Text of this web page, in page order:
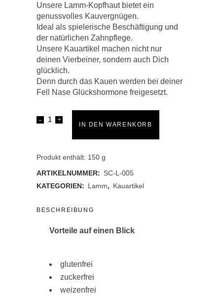
Unsere Lamm-Kopfhaut bietet ein
genussvolles Kauvergnügen.
Ideal als spielerische Beschäftigung und
der natürlichen Zahnpflege.
Unsere Kauartikel machen nicht nur
deinen Vierbeiner, sondern auch Dich
glücklich.
Denn durch das Kauen werden bei deiner
Fell Nase Glückshormone freigesetzt.
Lamm
quantity
IN DEN WARENKORB
Produkt enthält: 150 g
ARTIKELNUMMER: SC-L-005
KATEGORIEN: Lamm, Kauartikel
BESCHREIBUNG
Vorteile auf einen Blick
glutenfrei
zuckerfrei
weizenfrei